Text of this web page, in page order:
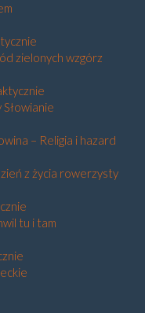
zielonych wzgórz
– Religia i hazard
z życia rowerzysty
tu i tam